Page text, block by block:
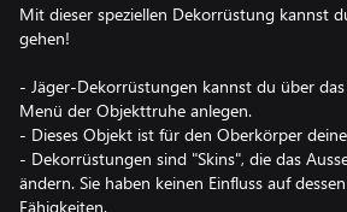
Mit dieser speziellen Dekorrüstung kannst
gehen!
- Jäger-Dekorrüstungen kannst du über
Menü der Objekttruhe anlegen.
- Dieses Objekt ist für den Oberkörper
- Dekorrüstungen sind "Skins", die das
ändern. Sie haben keinen Einfluss auf
Fähigkeiten.